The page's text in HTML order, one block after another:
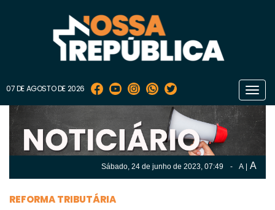
07 DE AGOSTO DE 2026
Sábado, 24 de junho de 2023, 07:49 - A A
REFORMA TRIBUTÁRIA